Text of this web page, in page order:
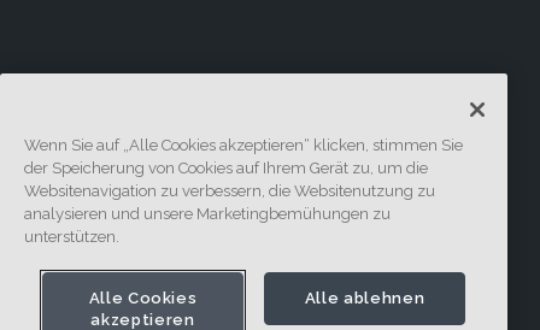
Wenn Sie auf „Alle Cookies akzeptieren“ klicken, stimmen Sie
der Speicherung von Cookies auf Ihrem Gerät zu, um die
Websitenavigation zu verbessern, die Websitenutzung zu
analysieren und unsere Marketingbemühungen zu
unterstützen.
Alle Cookies
akzeptieren
Alle ablehnen